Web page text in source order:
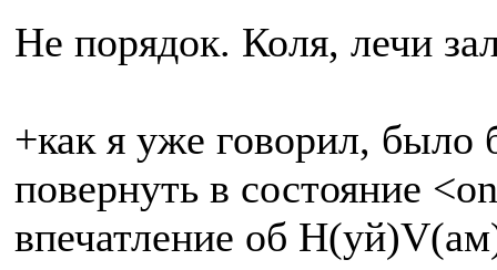
Не порядок. Коля, лечи
+как я уже говорил, было
повернуть в состояние
впечатление об